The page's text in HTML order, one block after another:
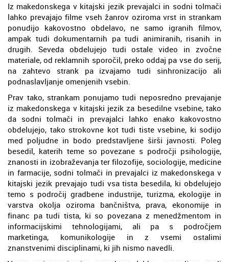
Iz makedonskega v kitajski jezik prevajalci in sodni tolmači
lahko prevajajo filme vseh žanrov oziroma vrst in strankam
ponudijo kakovostno obdelavo, ne samo igranih filmov,
ampak tudi dokumentarnih pa tudi animiranih, risanih in
drugih. Seveda obdelujejo tudi ostale video in zvočne
materiale, od reklamnih sporočil, preko oddaj pa vse do serij,
na zahtevo strank pa izvajamo tudi sinhronizacijo ali
podnaslavljanje omenjenih vsebin.
Prav tako, strankam ponujamo tudi neposredno prevajanje
iz makedonskega v kitajski jezik za besedilne vsebine, tako
da sodni tolmači in prevajalci lahko enako kakovostno
obdelujejo, tako strokovne kot tudi tiste vsebine, ki sodijo
med poljudne in bodo predstavljene širši javnosti. Poleg
besedil, katerih teme so povezane s področji psihologije,
znanosti in izobraževanja ter filozofije, sociologije, medicine
in farmacije, sodni tolmači in prevajalci iz makedonskega v
kitajski jezik prevajajo tudi vsa tista besedila, ki obdelujejo
temo s področij gradbene industrije, turizma, ekologije in
varstva okolja oziroma bančništva, prava, ekonomije in
financ pa tudi tista, ki so povezana z menedžmentom in
informacijskimi tehnologijami, ali pa s področjem
marketinga, komunikologije in z vsemi ostalimi
znanstvenimi disciplinami, ki jih nismo navedli.